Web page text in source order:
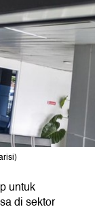
untuk
di sektor